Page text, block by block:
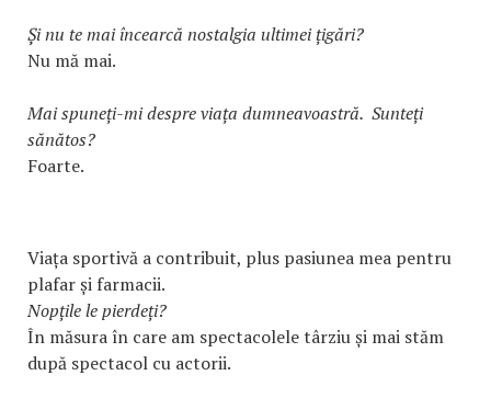
Și nu te mai încearcă nostalgia ultimei țigări?
Nu mă mai.
Mai spuneți-mi despre viața dumneavoastră. Sunteți
sănătos?
Foarte.
Viața sportivă a contribuit, plus pasiunea mea pentru
plafar și farmacii.
Nopțile le pierdeți?
În măsura în care am spectacolele târziu și mai stăm
după spectacol cu actorii.